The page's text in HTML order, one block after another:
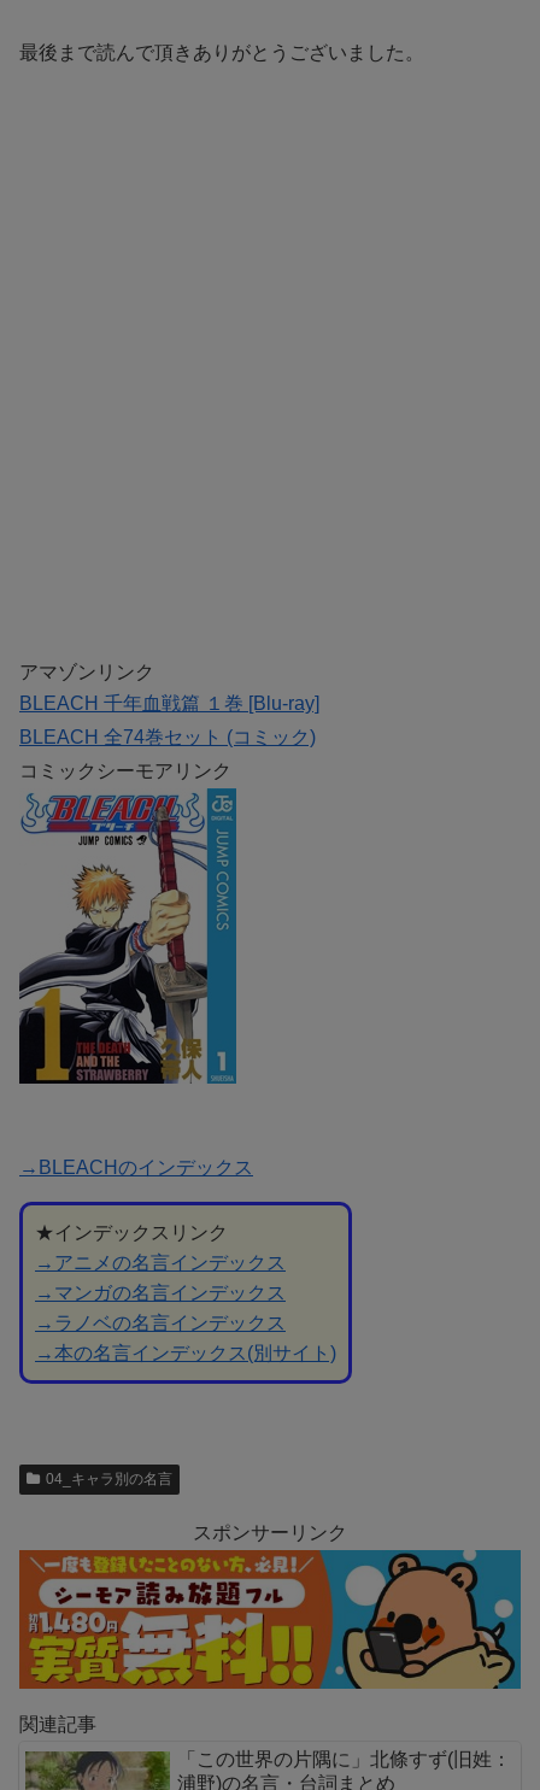
最後まで読んで頂きありがとうございました。
アマゾンリンク
BLEACH 千年血戦篇 １巻 [Blu-ray]
BLEACH 全74巻セット (コミック)
コミックシーモアリンク
→BLEACHのインデックス
★インデックスリンク
→アニメの名言インデックス
→マンガの名言インデックス
→ラノベの名言インデックス
→本の名言インデックス(別サイト)
04_キャラ別の名言
スポンサーリンク
関連記事
「この世界の片隅に」北條すず(旧姓：
浦野)の名言・台詞まとめ